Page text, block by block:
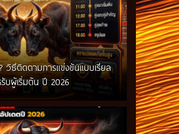
วิธีติดตามการแข่งขันแบบเรียล
บผู้เริ่มต้น ปี 2026